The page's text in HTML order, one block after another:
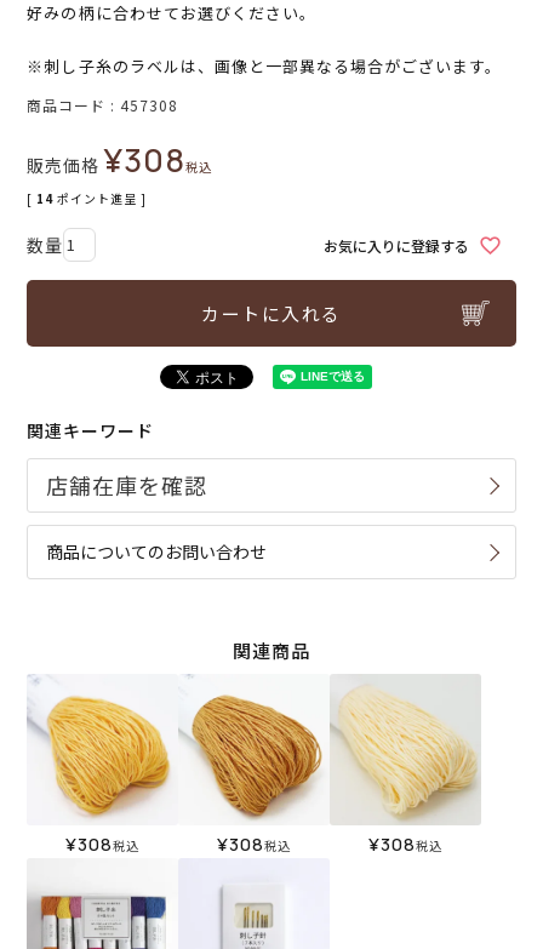
好みの柄に合わせてお選びください。
※刺し子糸のラベルは、画像と一部異なる場合がございます。
商品コード 457308
販売価格 ¥308税込
[ 14 ポイント進呈 ]
お気に入りに登録する
カートに入れる
関連キーワード
商品についてのお問い合わせ
関連商品
¥308税込 ¥308税込 ¥308税込